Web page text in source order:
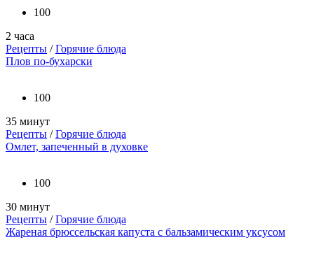
100
2 часа
Рецепты /Горячие блюда
Плов по-бухарски
100
35 минут
Рецепты /Горячие блюда
Омлет, запеченный в духовке
100
30 минут
Рецепты /Горячие блюда
Жареная брюссельская капуста с бальзамическим уксусом